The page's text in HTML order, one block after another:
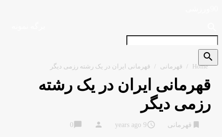
Home قهرمانی قهرمانی ایران در یک رشته رزمی دیگر
قهرمانی ایران در یک رشته
رزمی دیگر
قهرمانی access_time
9 years ago
person
chat_bubble
search